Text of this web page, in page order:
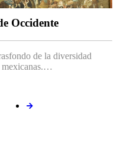
Occidente
de la diversidad
mexicanas.…